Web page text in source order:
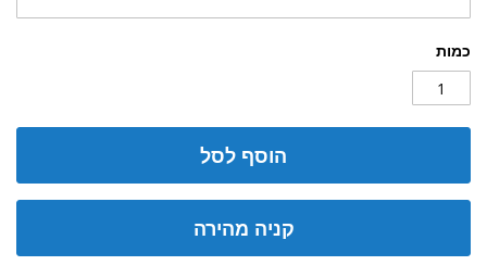
כמות
הוסף לסל
קניה מהירה